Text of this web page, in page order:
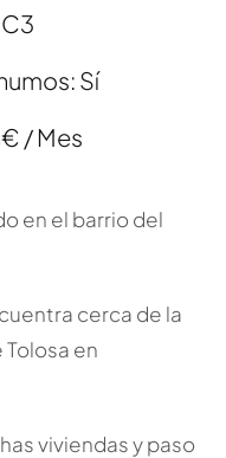
Sí
/ Mes
en el barrio del
cerca de la
en
viviendas y paso